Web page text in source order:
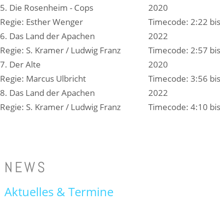
5. Die Rosenheim - Cops
2020
Regie: Esther Wenger
Timecode: 2:22
6. Das Land der Apachen
2022
Regie: S. Kramer / Ludwig Franz
Timecode: 2:57
7. Der Alte
2020
Regie: Marcus Ulbricht
Timecode: 3:56
8. Das Land der Apachen
2022
Regie: S. Kramer / Ludwig Franz
Timecode: 4:10
NEWS
Aktuelles & Termine